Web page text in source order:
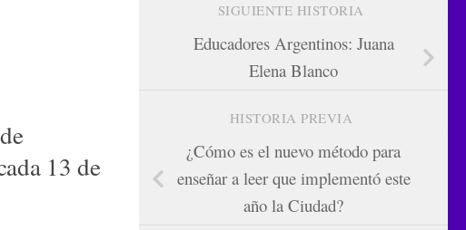
13 de
SIGUIENTE HISTORIA
Educadores Argentinos: Juana
Elena Blanco
HISTORIA PREVIA
¿Cómo es el nuevo método para
enseñar a leer que implementó este
año la Ciudad?